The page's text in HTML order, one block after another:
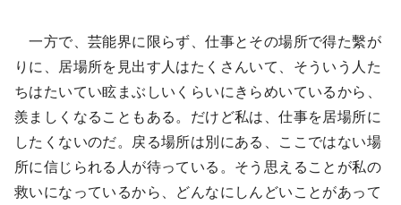
一方で、芸能界に限らず、仕事とその場所で得た繫が
りに、居場所を見出す人はたくさんいて、そういう人た
ちはたいてい眩まぶしいくらいにきらめいているから、
羨ましくなることもある。だけど私は、仕事を居場所に
したくないのだ。戻る場所は別にある、ここではない場
所に信じられる人が待っている。そう思えることが私の
救いになっているから、どんなにしんどいことがあって